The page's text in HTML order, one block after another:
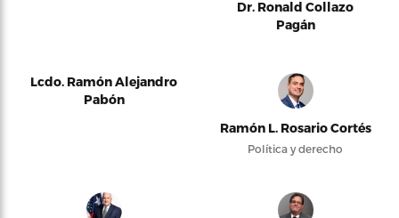
Dr. Ronald Collazo
Pagán
Lcdo. Ramón Alejandro
Pabón
Ramón L. Rosario Cortés
Política y derecho